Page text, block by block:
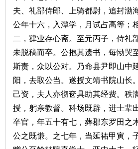
夫、礼部侍郎、上骑都尉，追封渤
公年十六，入潭学，月试占高等；
二，肄业存心斋。至元丙子，侍礼
未脱稿而卒。公抱其遗书，每恸哭
斯责，众以公对。乃命县尹即山中
阳，去取公当。遂授文靖书院山长
己资，夫人亦彻奁具助其经费。秩
授，躬亲教督。科场既辟，进士辈
卒官，年五十有七，葬郡东罗田之
公之既慊。之七年，当延祐甲寅，